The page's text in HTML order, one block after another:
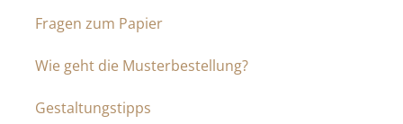
Fragen zum Papier
Wie geht die Musterbestellung?
Gestaltungstipps